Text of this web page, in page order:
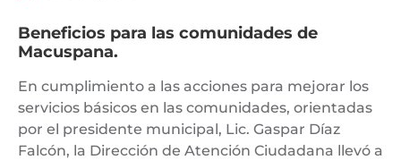
Beneficios para las comunidades de
Macuspana.
En cumplimiento a las acciones para mejorar los
servicios básicos en las comunidades, orientadas
por el presidente municipal, Lic. Gaspar Díaz
Falcón, la Dirección de Atención Ciudadana llevó a